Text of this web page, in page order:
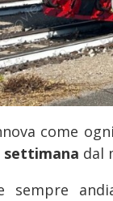
come
settimana dal
sempre